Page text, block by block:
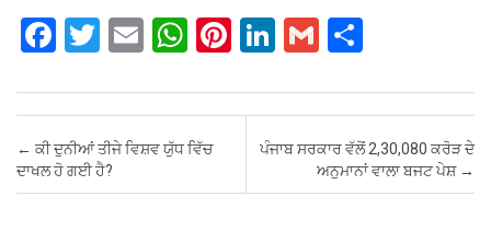
F
ce
b
o
T
tt
er
E
ail
W
at
s
Pi
er
es
Li
ke
dI
G
ail ar
e
Post navigation
← ਕੀ ਦੁਨੀਆਂ ਤੀਜੇ ਵਿਸ਼ਵ ਯੁੱਧ ਵਿੱਚ
ਦਾਖਲ ਹੋ ਗਈ ਹੈ?
ਪੰਜਾਬ ਸਰਕਾਰ ਵੱਲੋਂ 2,30,080 ਕਰੋੜ ਦੇ
ਅਨੁਮਾਨਾਂ ਵਾਲਾ ਬਜਟ ਪੇਸ਼ →